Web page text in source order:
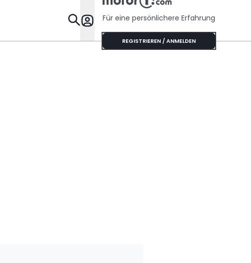
Specials
Für eine persönlichere Erfahrung
REGISTRIEREN / ANMELDEN